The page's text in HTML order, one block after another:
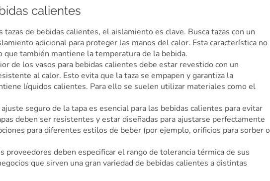
calientes
tazas de bebidas calientes, el aislamiento es clave. Busca tazas con un
adicional para proteger las manos del calor. Esta característica no
que también mantiene la temperatura de la bebida.
de los vasos para bebidas calientes debe estar revestido con un
al calor. Esto evita que la taza se empapen y garantiza la
líquidos calientes. Para ello se suelen utilizar materiales como el
seguro de la tapa es esencial para las bebidas calientes para evitar
deben ser resistentes y estar diseñadas para ajustarse perfectamente
para diferentes estilos de beber (por ejemplo, orificios para sorber o
proveedores deben especificar el rango de tolerancia térmica de sus
que sirven una gran variedad de bebidas calientes a distintas